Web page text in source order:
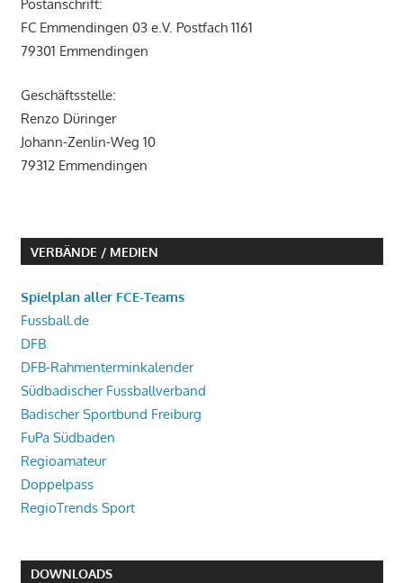
Postanschrift:
FC Emmendingen 03 e.V. Postfach 1161
79301 Emmendingen
Geschäftsstelle:
Renzo Düringer
Johann-Zenlin-Weg 10
79312 Emmendingen
VERBÄNDE / MEDIEN
Spielplan aller FCE-Teams
Fussball.de
DFB
DFB-Rahmenterminkalender
Südbadischer Fussballverband
Badischer Sportbund Freiburg
FuPa Südbaden
Regioamateur
Doppelpass
RegioTrends Sport
DOWNLOADS